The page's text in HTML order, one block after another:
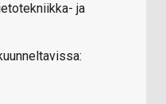
ja